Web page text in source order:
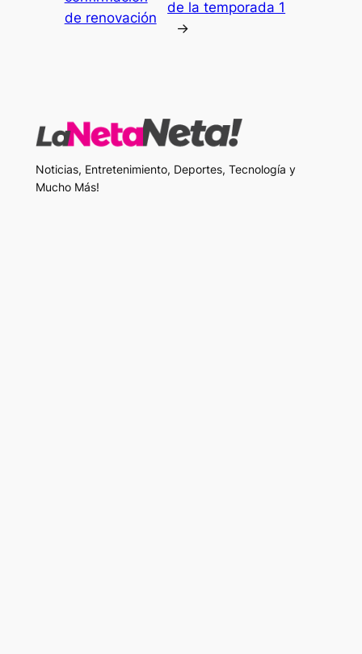
de renovación
de la temporada 1
→
Noticias, Entretenimiento, Deportes, Tecnología y
Mucho Más!